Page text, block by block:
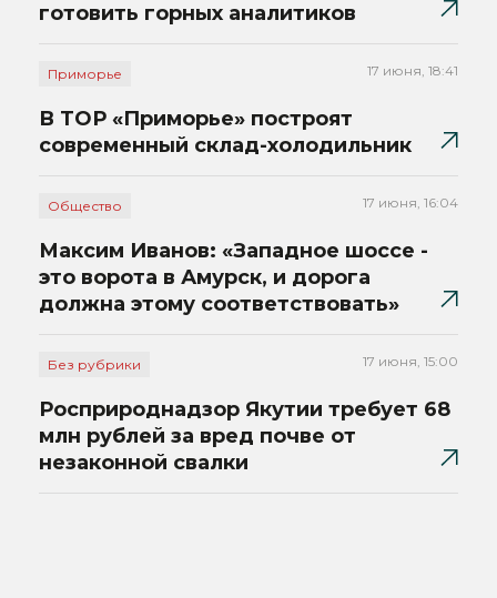
готовить горных аналитиков
Приморье 17 июня, 18:41
В ТОР «Приморье» построят
современный склад-холодильник
Общество 17 июня, 16:04
Максим Иванов: «Западное шоссе -
это ворота в Амурск, и дорога
должна этому соответствовать»
Без рубрики 17 июня, 15:00
Росприроднадзор Якутии требует 68
млн рублей за вред почве от
незаконной свалки